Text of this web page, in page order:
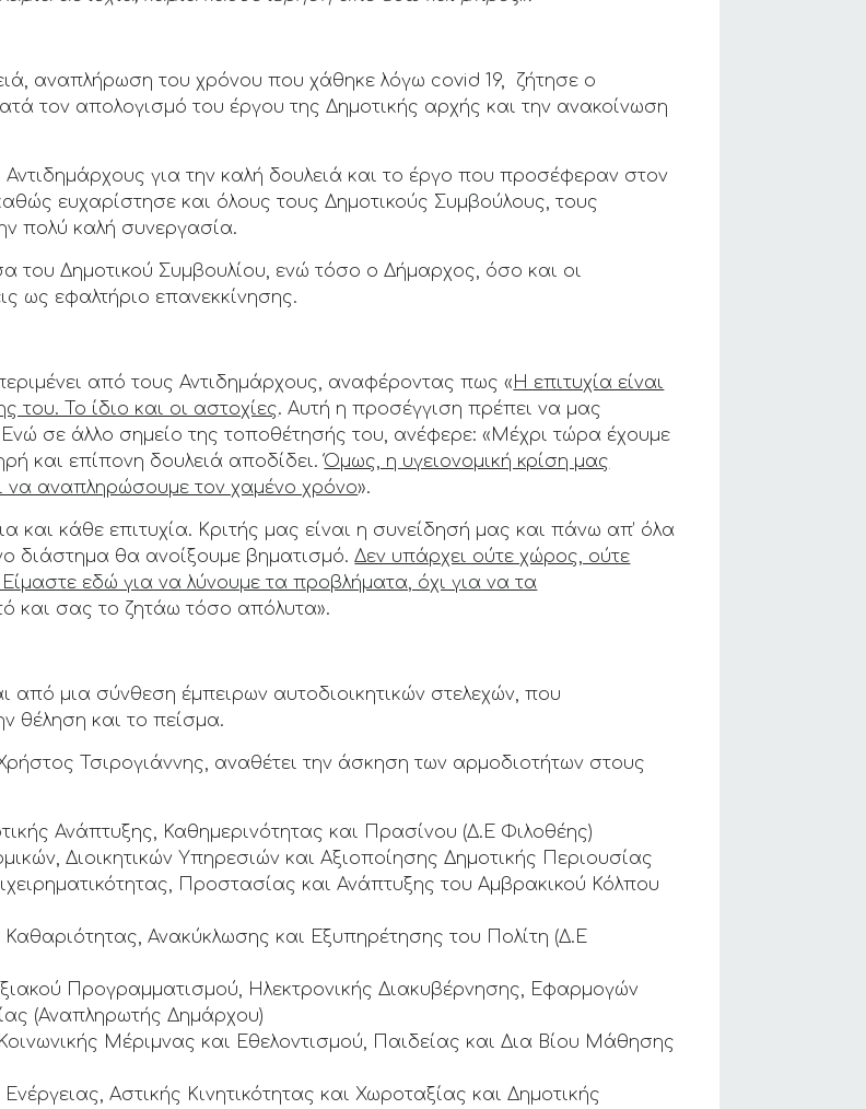
αναπλήρωση του χρόνου που χάθηκε λόγω covid 19, ζήτησε ο
τον απολογισμό του έργου της Δημοτικής αρχής και την ανακοίνωση
για την καλή δουλειά και το έργο που προσέφεραν στον
ευχαρίστησε και όλους τους Δημοτικούς Συμβούλους, τους
πολύ καλή συνεργασία.
του Δημοτικού Συμβουλίου, ενώ τόσο ο Δήμαρχος, όσο και οι
ως εφαλτήριο επανεκκίνησης.
από τους Αντιδημάρχους, αναφέροντας πως «Η επιτυχία είναι
του. Το ίδιο και οι αστοχίες. Αυτή η προσέγγιση πρέπει να μας
σε άλλο σημείο της τοποθέτησής του, ανέφερε: «Μέχρι τώρα έχουμε
και επίπονη δουλειά αποδίδει.Όμως, η υγειονομική κρίση μας
να αναπληρώσουμε τον χαμένο χρόνο».
και κάθε επιτυχία. Κριτής μας είναι η συνείδησή μας και πάνω απ’ όλα
διάστημα θα ανοίξουμε βηματισμό.Δεν υπάρχει ούτε χώρος, ούτε
εδώ για να λύνουμε τα προβλήματα, όχι για να τα
και σας το ζητάω τόσο απόλυτα».
από μια σύνθεση έμπειρων αυτοδιοικητικών στελεχών, που
θέληση και το πείσμα.
Τσιρογιάννης, αναθέτει την άσκηση των αρμοδιοτήτων στους
Ανάπτυξης, Καθημερινότητας και Πρασίνου (Δ.Ε Φιλοθέης)
Διοικητικών Υπηρεσιών και Αξιοποίησης Δημοτικής Περιουσίας
Προστασίας και Ανάπτυξης του Αμβρακικού Κόλπου
Καθαριότητας, Ανακύκλωσης και Εξυπηρέτησης του Πολίτη (Δ.Ε
Προγραμματισμού, Ηλεκτρονικής Διακυβέρνησης, Εφαρμογών
(Αναπληρωτής Δημάρχου)
Μέριμνας και Εθελοντισμού, Παιδείας και Δια Βίου Μάθησης
Αστικής Κινητικότητας και Χωροταξίας και Δημοτικής